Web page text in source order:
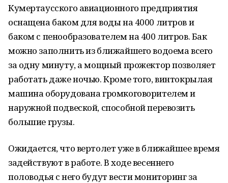
Кумертаусского авиационного предприятия
оснащена баком для воды на 4000 литров и
баком с пенообразователем на 400 литров. Бак
можно заполнить из ближайшего водоема всего
за одну минуту, а мощный прожектор позволяет
работать даже ночью. Кроме того, винтокрылая
машина оборудована громкоговорителем и
наружной подвеской, способной перевозить
большие грузы.
Ожидается, что вертолет уже в ближайшее время
задействуют в работе. В ходе весеннего
половодья с него будут вести мониторинг за